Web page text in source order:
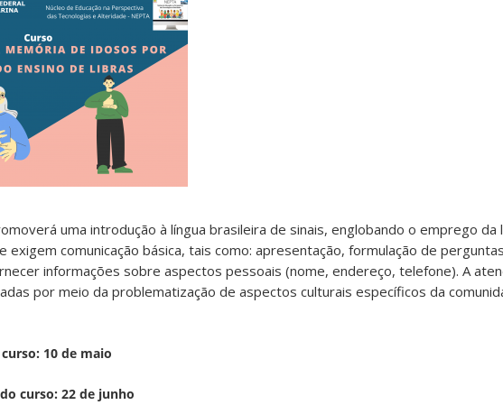
uma introdução à língua brasileira de sinais, englobando o emprego da
exigem comunicação básica, tais como: apresentação, formulação de
informações sobre aspectos pessoais (nome, endereço, telefone). A
por meio da problematização de aspectos culturais específicos da
10 de maio
curso: 22 de junho